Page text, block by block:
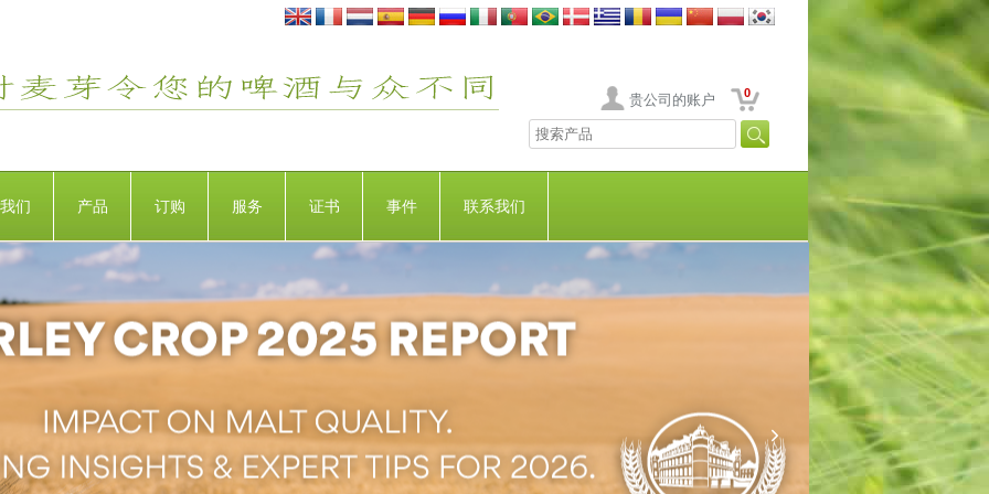
贵公司的账户 0
们 产品 订购 服务 证书 事件 联系我们